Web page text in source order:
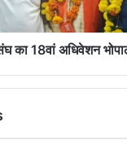
संघ का 18वां अधिवेशन